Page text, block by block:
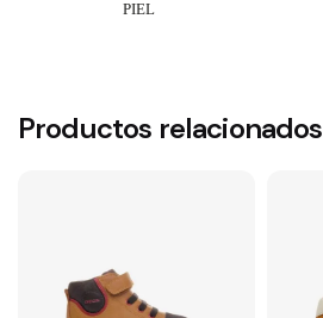
Productos relacionados